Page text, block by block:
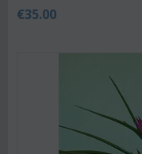
€35.00